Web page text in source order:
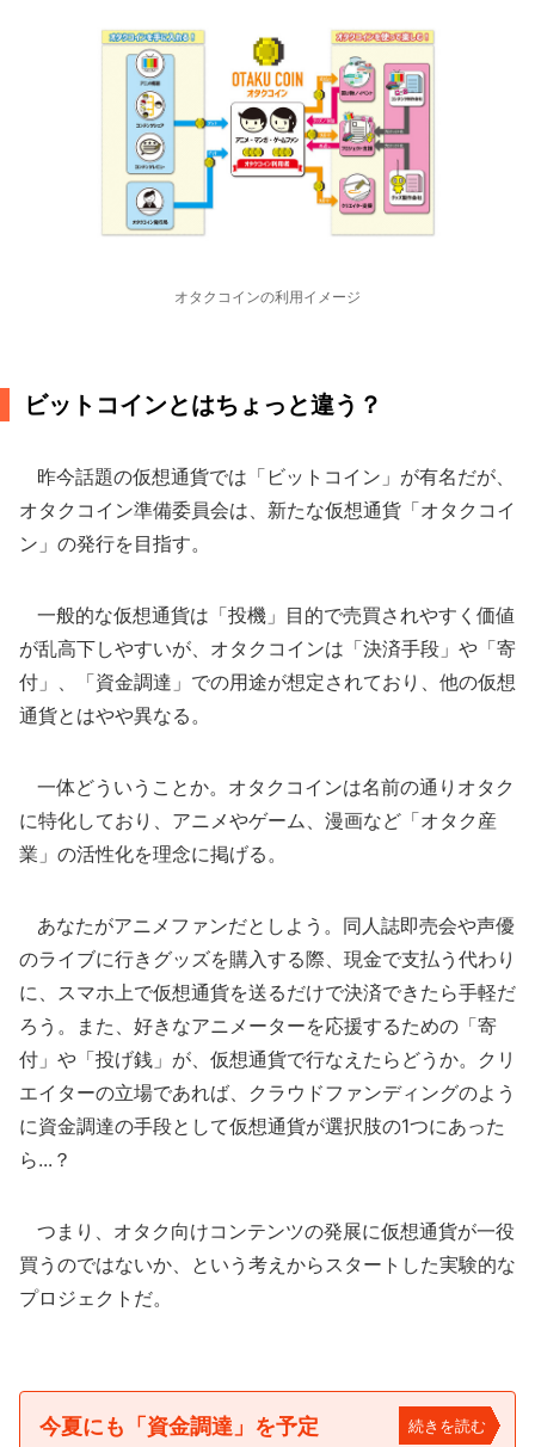
オタクコインの利用イメージ
ビットコインとはちょっと違う？
昨今話題の仮想通貨では「ビットコイン」が有名だが、
オタクコイン準備委員会は、新たな仮想通貨「オタクコイ
ン」の発行を目指す。
一般的な仮想通貨は「投機」目的で売買されやすく価値
が乱高下しやすいが、オタクコインは「決済手段」や「寄
付」、「資金調達」での用途が想定されており、他の仮想
通貨とはやや異なる。
一体どういうことか。オタクコインは名前の通りオタク
に特化しており、アニメやゲーム、漫画など「オタク産
業」の活性化を理念に掲げる。
あなたがアニメファンだとしよう。同人誌即売会や声優
のライブに行きグッズを購入する際、現金で支払う代わり
に、スマホ上で仮想通貨を送るだけで決済できたら手軽だ
ろう。また、好きなアニメーターを応援するための「寄
付」や「投げ銭」が、仮想通貨で行なえたらどうか。クリ
エイターの立場であれば、クラウドファンディングのよう
に資金調達の手段として仮想通貨が選択肢の1つにあった
ら...？
つまり、オタク向けコンテンツの発展に仮想通貨が一役
買うのではないか、という考えからスタートした実験的な
プロジェクトだ。
今夏にも「資金調達」を予定 続きを読む